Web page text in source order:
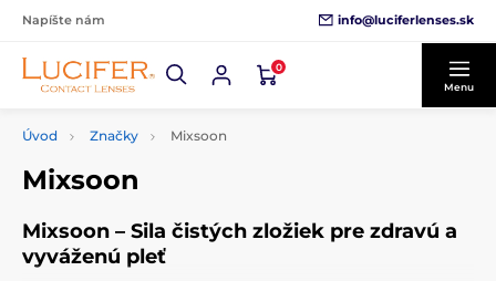
Napíšte nám info@luciferlenses.sk
0
Menu
Úvod Značky Mixsoon
Mixsoon
Mixsoon – Sila čistých zložiek pre zdravú a
vyváženú pleť